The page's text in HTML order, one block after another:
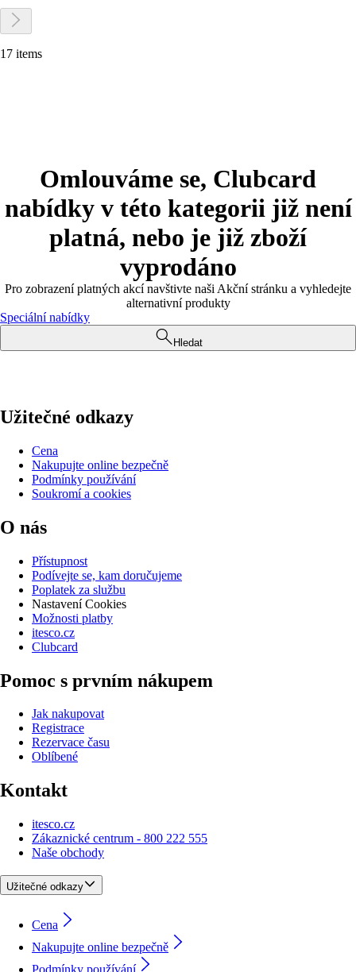
17 items
Omlouváme se, Clubcard
nabídky v této kategorii již není
platná, nebo je již zboží
vyprodáno
Pro zobrazení platných akcí navštivte naši Akční stránku a vyhledejte
alternativní produkty
Speciální nabídky
Hledat
Užitečné odkazy
Cena
Nakupujte online bezpečně
Podmínky používání
Soukromí a cookies
O nás
Přístupnost
Podívejte se, kam doručujeme
Poplatek za službu
Nastavení Cookies
Možnosti platby
itesco.cz
Clubcard
Pomoc s prvním nákupem
Jak nakupovat
Registrace
Rezervace času
Oblíbené
Kontakt
itesco.cz
Zákaznické centrum - 800 222 555
Naše obchody
Užitečné odkazy
Cena
Nakupujte online bezpečně
Podmínky používání